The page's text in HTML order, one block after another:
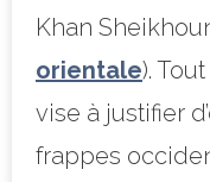
Khan
orientale).
vise à justifier
frappes